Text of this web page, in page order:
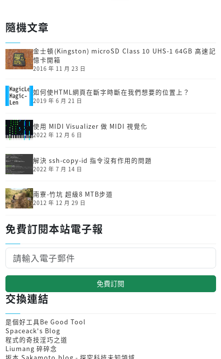
隨機文章
金士頓(Kingston) microSD Class 10 UHS-1 64GB 高速記
憶卡開箱
2016 年 11 月 23 日
如何使HTML網頁在斷字時斷在我們想要的位置上？
2019 年 6 月 21 日
使用 MIDI Visualizer 做 MIDI 視覺化
2022 年 12 月 6 日
解決 ssh-copy-id 指令沒有作用的問題
2022 年 7 月 14 日
南寮-竹坑 超級8 MTB步道
2012 年 12 月 29 日
免費訂閱本站電子報
免費訂閱
交換連結
是個好工具Be Good Tool
Spaceack's Blog
程式的奇技淫巧之道
Liumang 碎碎念